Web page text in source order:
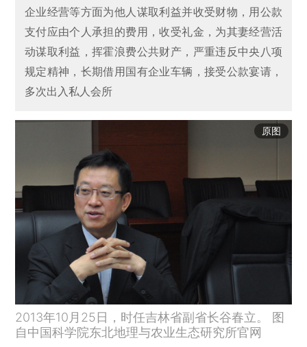
企业经营等方面为他人谋取利益并收受财物，用公款
支付应由个人承担的费用，收受礼金，为其妻经营活
动谋取利益，挥霍浪费公共财产，严重违反中央八项
规定精神，长期借用国有企业车辆，接受公款宴请，
多次出入私人会所
原图
2013年10月25日，时任吉林省副省长谷春立。 图
自中国科学院东北地理与农业生态研究所官网